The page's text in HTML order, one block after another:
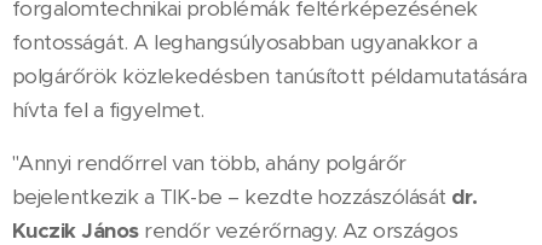
forgalomtechnikai problémák feltérképezésének
fontosságát. A leghangsúlyosabban ugyanakkor a
polgárőrök közlekedésben tanúsított példamutatására
hívta fel a figyelmet.
"Annyi rendőrrel van több, ahány polgárőr
bejelentkezik a TIK-be – kezdte hozzászólását dr.
Kuczik János rendőr vezérőrnagy. Az országos